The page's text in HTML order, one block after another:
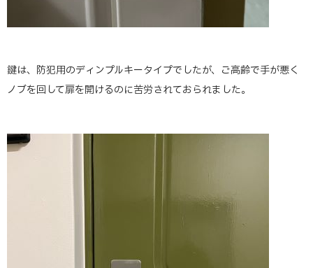
鍵は、防犯用のディンプルキータイプでしたが、ご高齢で手が悪く
ノブを回して扉を開けるのに苦労されておられました。